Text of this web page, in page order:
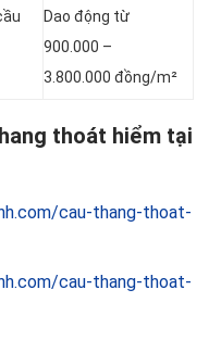
Dao động từ
900.000 –
3.800.000 đồng/m²
thoát hiểm tại
cau-thang-thoat-
cau-thang-thoat-